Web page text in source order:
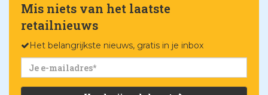
Mis niets van het laatste
retailnieuws
Het belangrijkste nieuws, gratis in je inbox